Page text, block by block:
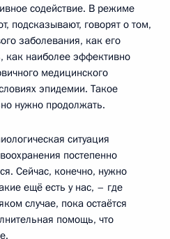
содействие. В режиме
подсказывают, говорят о том,
заболевания, как его
как наиболее эффективно
медицинского
эпидемии. Такое
нужно продолжать.
ситуация
постепенно
Сейчас, конечно, нужно
ещё есть у нас, – где
случае, пока остаётся
помощь, что